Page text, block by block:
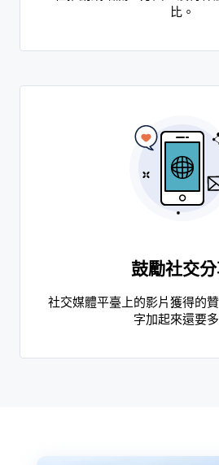
比。
鼓勵社交
社交媒體平臺上的影片獲得的
字加起來還要多